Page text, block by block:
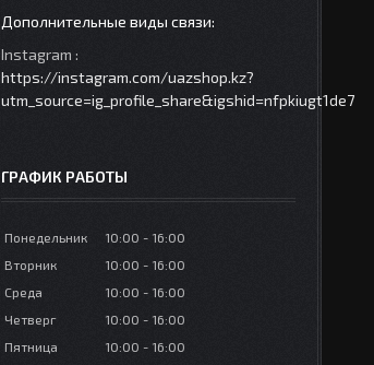
Instagram
https://instagram.com/uazshop.kz?
utm_source=ig_profile_share&igshid=nfpkiugt1de7
ГРАФИК РАБОТЫ
Понедельник 10:00
16:00
Вторник
10:00
16:00
Среда
10:00
16:00
Четверг
10:00
16:00
Пятница
10:00 16:00